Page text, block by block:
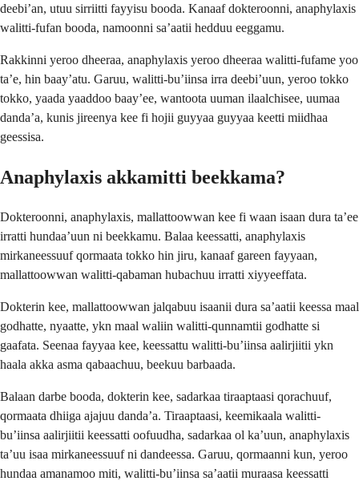
deebi’an, utuu sirriitti fayyisu booda. Kanaaf dokteroonni, anaphylaxis
walitti-fufan booda, namoonni sa’aatii hedduu eeggamu.
Rakkinni yeroo dheeraa, anaphylaxis yeroo dheeraa walitti-fufame yoo
ta’e, hin baay’atu. Garuu, walitti-bu’iinsa irra deebi’uun, yeroo tokko
tokko, yaada yaaddoo baay’ee, wantoota uuman ilaalchisee, uumaa
danda’a, kunis jireenya kee fi hojii guyyaa guyyaa keetti miidhaa
geessisa.
Anaphylaxis akkamitti beekkama?
Dokteroonni, anaphylaxis, mallattoowwan kee fi waan isaan dura ta’ee
irratti hundaa’uun ni beekkamu. Balaa keessatti, anaphylaxis
mirkaneessuuf qormaata tokko hin jiru, kanaaf gareen fayyaan,
mallattoowwan walitti-qabaman hubachuu irratti xiyyeeffata.
Dokterin kee, mallattoowwan jalqabuu isaanii dura sa’aatii keessa maal
godhatte, nyaatte, ykn maal waliin walitti-qunnamtii godhatte si
gaafata. Seenaa fayyaa kee, keessattu walitti-bu’iinsa aalirjiitii ykn
haala akka asma qabaachuu, beekuu barbaada.
Balaan darbe booda, dokterin kee, sadarkaa tiraaptaasi qorachuuf,
qormaata dhiiga ajajuu danda’a. Tiraaptaasi, keemikaala walitti-
bu’iinsa aalirjiitii keessatti oofuudha, sadarkaa ol ka’uun, anaphylaxis
ta’uu isaa mirkaneessuuf ni dandeessa. Garuu, qormaanni kun, yeroo
hundaa amanamoo miti, walitti-bu’iinsa sa’aatii muraasa keessatti